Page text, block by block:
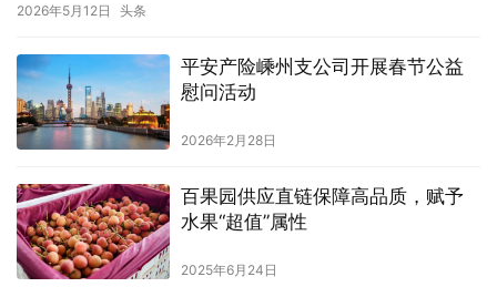
2026年5月12日 头条
平安产险嵊州支公司开展春节公益
慰问活动
2026年2月28日
百果园供应直链保障高品质，赋予
水果“超值”属性
2025年6月24日